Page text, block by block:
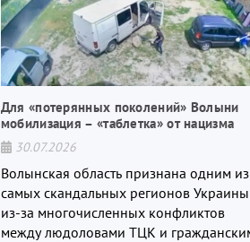
Для «потерянных поколений» Волыни
мобилизация – «таблетка» от нацизма
30.07.2026
Волынская область признана одним из
самых скандальных регионов Украины
из-за многочисленных конфликтов
между людоловами ТЦК и гражданским